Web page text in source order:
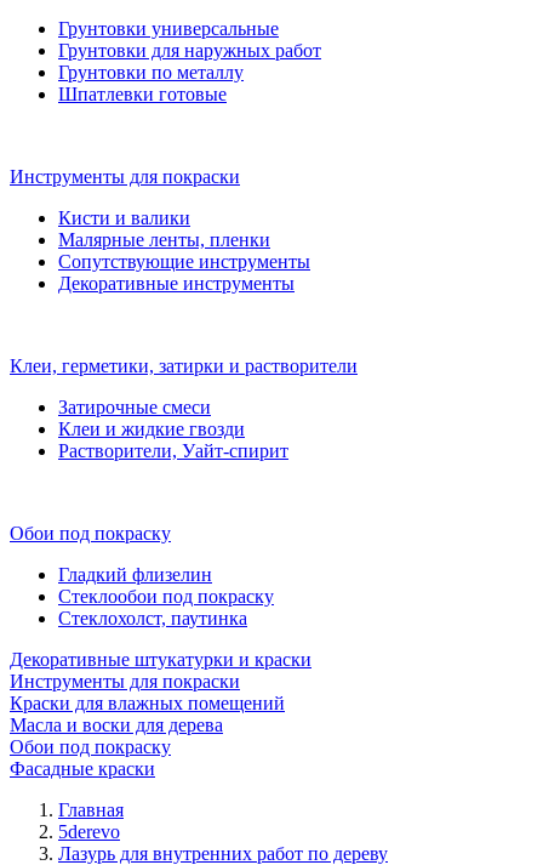
Грунтовки универсальные
Грунтовки для наружных работ
Грунтовки по металлу
Шпатлевки готовые
Инструменты для покраски
Кисти и валики
Малярные ленты, пленки
Сопутствующие инструменты
Декоративные инструменты
Клеи, герметики, затирки и растворители
Затирочные смеси
Клеи и жидкие гвозди
Растворители, Уайт-спирит
Обои под покраску
Гладкий флизелин
Стеклообои под покраску
Стеклохолст, паутинка
Декоративные штукатурки и краски
Инструменты для покраски
Краски для влажных помещений
Масла и воски для дерева
Обои под покраску
Фасадные краски
Главная
5derevo
Лазурь для внутренних работ по дереву